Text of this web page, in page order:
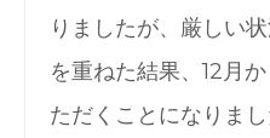
りましたが、厳しい
を重ねた結果、12月
ただくことになりまし